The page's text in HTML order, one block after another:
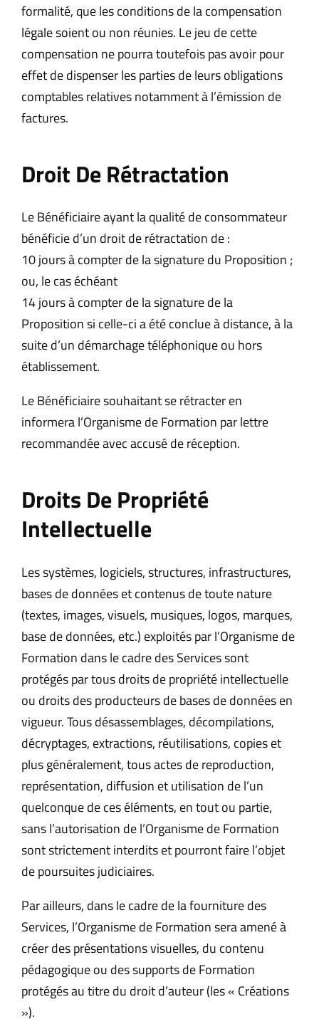
formalité, que les conditions de la compensation
légale soient ou non réunies. Le jeu de cette
compensation ne pourra toutefois pas avoir pour
effet de dispenser les parties de leurs obligations
comptables relatives notamment à l’émission de
factures.
Droit De Rétractation
Le Bénéficiaire ayant la qualité de consommateur
bénéficie d’un droit de rétractation de :
10 jours à compter de la signature du Proposition ;
ou, le cas échéant
14 jours à compter de la signature de la
Proposition si celle-ci a été conclue à distance, à la
suite d’un démarchage téléphonique ou hors
établissement.
Le Bénéficiaire souhaitant se rétracter en
informera l’Organisme de Formation par lettre
recommandée avec accusé de réception.
Droits De Propriété
Intellectuelle
Les systèmes, logiciels, structures, infrastructures,
bases de données et contenus de toute nature
(textes, images, visuels, musiques, logos, marques,
base de données, etc.) exploités par l’Organisme de
Formation dans le cadre des Services sont
protégés par tous droits de propriété intellectuelle
ou droits des producteurs de bases de données en
vigueur. Tous désassemblages, décompilations,
décryptages, extractions, réutilisations, copies et
plus généralement, tous actes de reproduction,
représentation, diffusion et utilisation de l’un
quelconque de ces éléments, en tout ou partie,
sans l’autorisation de l’Organisme de Formation
sont strictement interdits et pourront faire l’objet
de poursuites judiciaires.
Par ailleurs, dans le cadre de la fourniture des
Services, l’Organisme de Formation sera amené à
créer des présentations visuelles, du contenu
pédagogique ou des supports de Formation
protégés au titre du droit d’auteur (les « Créations
»).